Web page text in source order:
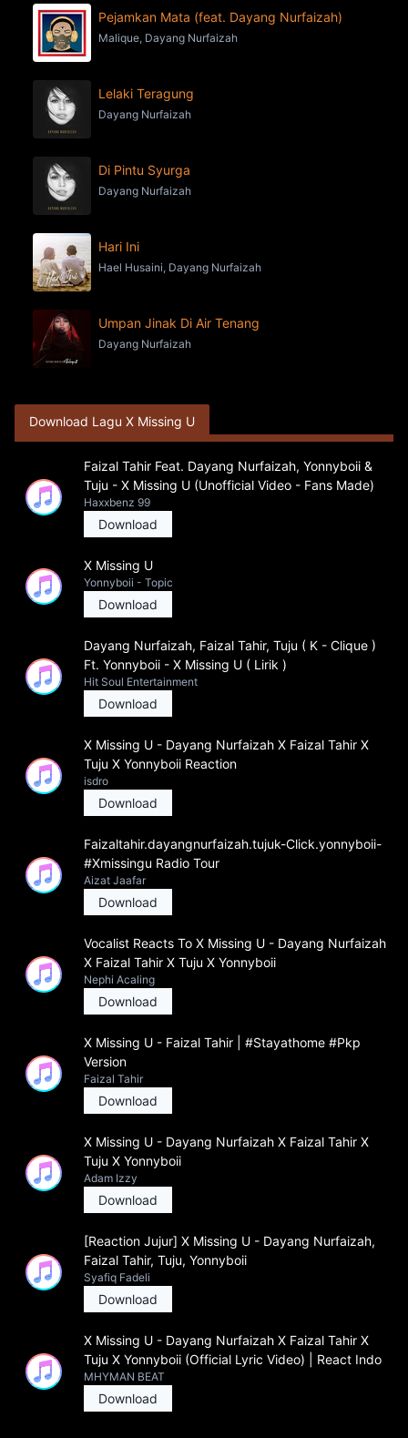
Pejamkan Mata (feat. Dayang Nurfaizah)
Malique, Dayang Nurfaizah
Lelaki Teragung
Dayang Nurfaizah
Di Pintu Syurga
Dayang Nurfaizah
Hari Ini
Hael Husaini, Dayang Nurfaizah
Umpan Jinak Di Air Tenang
Dayang Nurfaizah
Download Lagu X Missing U
Faizal Tahir Feat. Dayang Nurfaizah, Yonnyboii &
Tuju - X Missing U (Unofficial Video - Fans Made)
Haxxbenz 99
Download
X Missing U
Yonnyboii - Topic
Download
Dayang Nurfaizah, Faizal Tahir, Tuju ( K - Clique )
Ft. Yonnyboii - X Missing U ( Lirik )
Hit Soul Entertainment
Download
X Missing U - Dayang Nurfaizah X Faizal Tahir X
Tuju X Yonnyboii Reaction
isdro
Download
Faizaltahir.dayangnurfaizah.tujuk-Click.yonnyboii-
#Xmissingu Radio Tour
Aizat Jaafar
Download
Vocalist Reacts To X Missing U - Dayang Nurfaizah
X Faizal Tahir X Tuju X Yonnyboii
Nephi Acaling
Download
X Missing U - Faizal Tahir | #Stayathome #Pkp
Version
Faizal Tahir
Download
X Missing U - Dayang Nurfaizah X Faizal Tahir X
Tuju X Yonnyboii
Adam Izzy
Download
[Reaction Jujur] X Missing U - Dayang Nurfaizah,
Faizal Tahir, Tuju, Yonnyboii
Syafiq Fadeli
Download
X Missing U - Dayang Nurfaizah X Faizal Tahir X
Tuju X Yonnyboii (Official Lyric Video) | React Indo
MHYMAN BEAT
Download